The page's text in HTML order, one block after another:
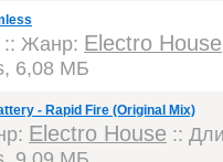
:: Жанр: Electro House
6,08 МБ
- Rapid Fire (Original Mix)
Electro House ::